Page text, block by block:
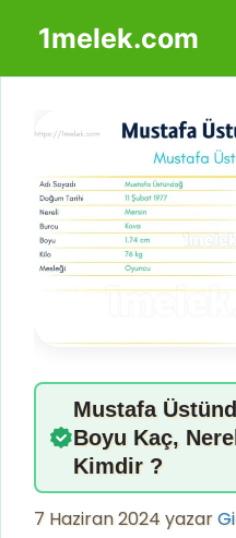
1melek.com
Mustafa
Boyu Kaç,
Kimdir ?
7 Haziran 2024yazar